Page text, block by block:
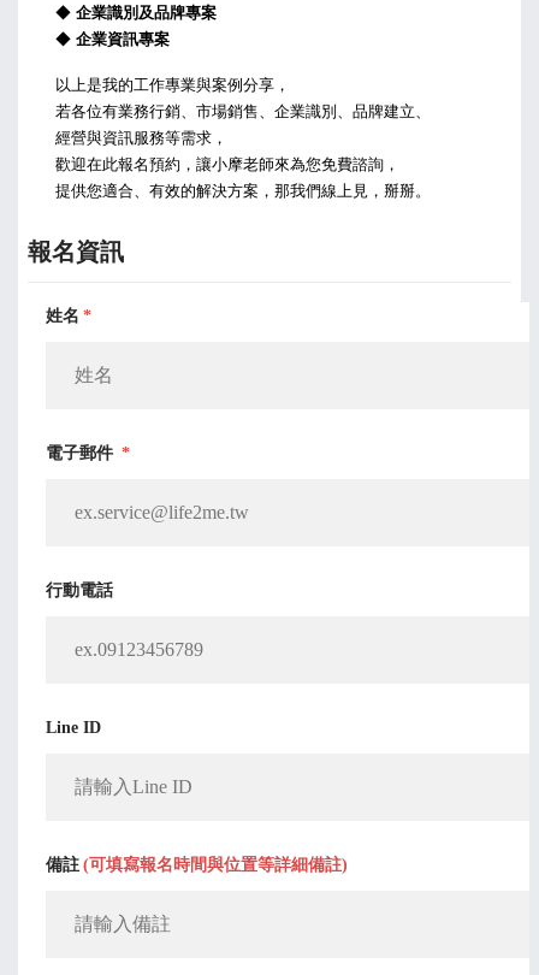
◆
企業識別及品牌專案
◆ 企業資訊專案
以上是我的工作專業與案例分享，
若各位有業務行銷、市場銷售、企業識別、品牌建立、
經營與資訊服務等需求，
歡迎在此報名預約，讓小摩老師來為您免費諮詢，
提供您適合、有效的解決方案，那我們線上見，掰掰。
報名資訊
姓名 *
電子郵件 *
行動電話
Line ID
備註 (可填寫報名時間與位置等詳細備註)